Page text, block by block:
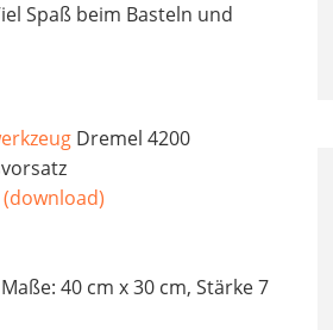
Spaß beim Basteln und
Dremel 4200
40 cm x 30 cm, Stärke 7